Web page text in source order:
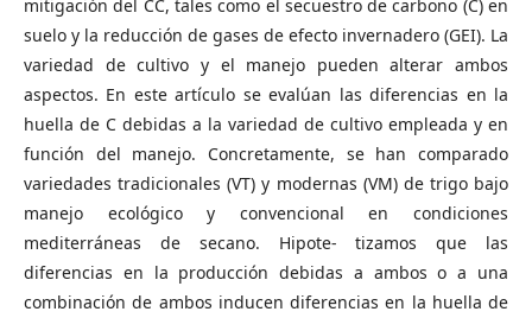
mitigación del CC, tales como el secuestro de carbono (C) en
suelo y la reducción de gases de efecto invernadero (GEI). La
variedad de cultivo y el manejo pueden alterar ambos
aspectos. En este artículo se evalúan las diferencias en la
huella de C debidas a la variedad de cultivo empleada y en
función del manejo. Concretamente, se han comparado
variedades tradicionales (VT) y modernas (VM) de trigo bajo
manejo ecológico y convencional en condiciones
mediterráneas de secano. Hipote- tizamos que las
diferencias en la producción debidas a ambos o a una
combinación de ambos inducen diferencias en la huella de